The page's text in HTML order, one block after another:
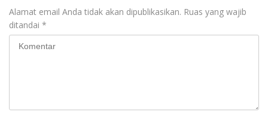
Alamat email Anda tidak akan dipublikasikan. Ruas yang wajib
ditandai *